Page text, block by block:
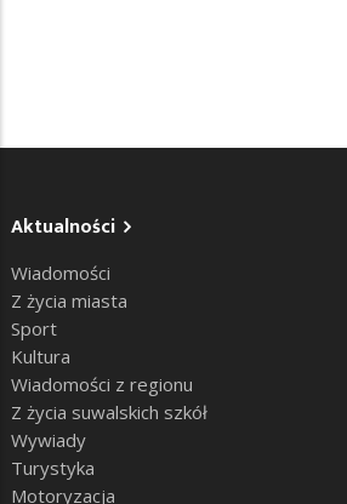
Aktualności
Wiadomości
Z życia miasta
Sport
Kultura
Wiadomości z regionu
Z życia suwalskich szkół
Wywiady
Turystyka
Motoryzacja